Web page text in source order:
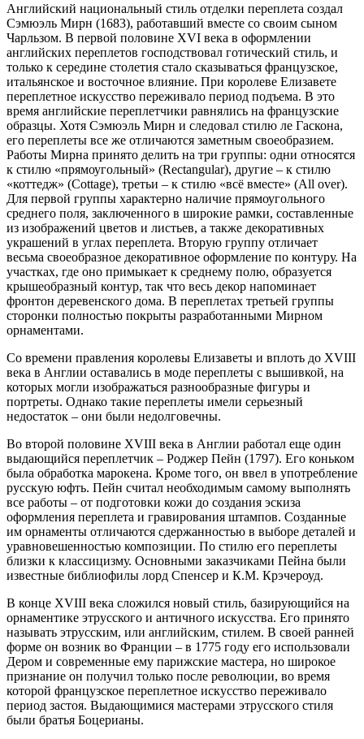
Английский национальный стиль отделки переплета создал
Сэмюэль Мирн (1683), работавший вместе со своим сыном
Чарльзом. В первой половине XVI века в оформлении
английских переплетов господствовал готический стиль, и
только к середине столетия стало сказываться французское,
итальянское и восточное влияние. При королеве Елизавете
переплетное искусство переживало период подъема. В это
время английские переплетчики равнялись на французские
образцы. Хотя Сэмюэль Мирн и следовал стилю ле Гаскона,
его переплеты все же отличаются заметным своеобразием.
Работы Мирна принято делить на три группы: одни относятся
к стилю «прямоугольный» (Rectangular), другие – к стилю
«коттедж» (Cottage), третьи – к стилю «всё вместе» (All over).
Для первой группы характерно наличие прямоугольного
среднего поля, заключенного в широкие рамки, составленные
из изображений цветов и листьев, а также декоративных
украшений в углах переплета. Вторую группу отличает
весьма своеобразное декоративное оформление по контуру. На
участках, где оно примыкает к среднему полю, образуется
крышеобразный контур, так что весь декор напоминает
фронтон деревенского дома. В переплетах третьей группы
сторонки полностью покрыты разработанными Мирном
орнаментами.
Со времени правления королевы Елизаветы и вплоть до XVIII
века в Англии оставались в моде переплеты с вышивкой, на
которых могли изображаться разнообразные фигуры и
портреты. Однако такие переплеты имели серьезный
недостаток – они были недолговечны.
Во второй половине XVIII века в Англии работал еще один
выдающийся переплетчик – Роджер Пейн (1797). Его коньком
была обработка марокена. Кроме того, он ввел в употребление
русскую юфть. Пейн считал необходимым самому выполнять
все работы – от подготовки кожи до создания эскиза
оформления переплета и гравирования штампов. Созданные
им орнаменты отличаются сдержанностью в выборе деталей и
уравновешенностью композиции. По стилю его переплеты
близки к классицизму. Основными заказчиками Пейна были
известные библиофилы лорд Спенсер и К.М. Крэчероуд.
В конце XVIII века сложился новый стиль, базирующийся на
орнаментике этрусского и античного искусства. Его принято
называть этрусским, или английским, стилем. В своей ранней
форме он возник во Франции – в 1775 году его использовали
Дером и современные ему парижские мастера, но широкое
признание он получил только после революции, во время
которой французское переплетное искусство переживало
период застоя. Выдающимися мастерами этрусского стиля
были братья Боцерианы.